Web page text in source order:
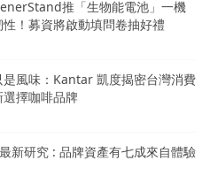
推「生物能電池」一機
！募資將啟動填問卷抽好禮
風味：Kantar 凱度揭密台灣消費
擇咖啡品牌
新研究 : 品牌資產有七成來自體驗